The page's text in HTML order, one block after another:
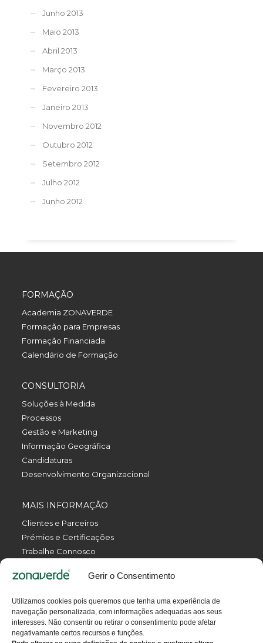
Gerir o Consentimento
Utilizamos cookies pois queremos que tenha uma experiência de
navegação personalizada, com informações adequadas aos seus
interesses. Não consentir ou retirar o consentimento pode afetar
negativamante certos recursos e funções.
Junho 2013
Maio 2013
Abril 2013
Março 2013
Fevereiro 2013
Janeiro 2013
Novembro 2012
Outubro 2012
Setembro 2012
Julho 2012
Junho 2012
FORMAÇÃO
Academia ZONAVERDE
Formação para Empresas
Formação Financiada
Calendário de Formação
CONSULTORIA
Soluções à Medida
Processos
Gestão e Marketing
Informação Geográfica
Candidaturas
Desenvolvimento Organizacional
MAIS INFORMAÇÃO
Clientes e Parceiros
Prémios e Certificações
Trabalhe Connosco
Política da Qualidade
Termos e Condições
Contactos